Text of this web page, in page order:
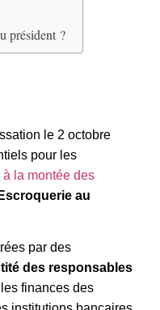
président ?
le 2 octobre
pour les
à la montée des
au
par des
des responsables
finances des